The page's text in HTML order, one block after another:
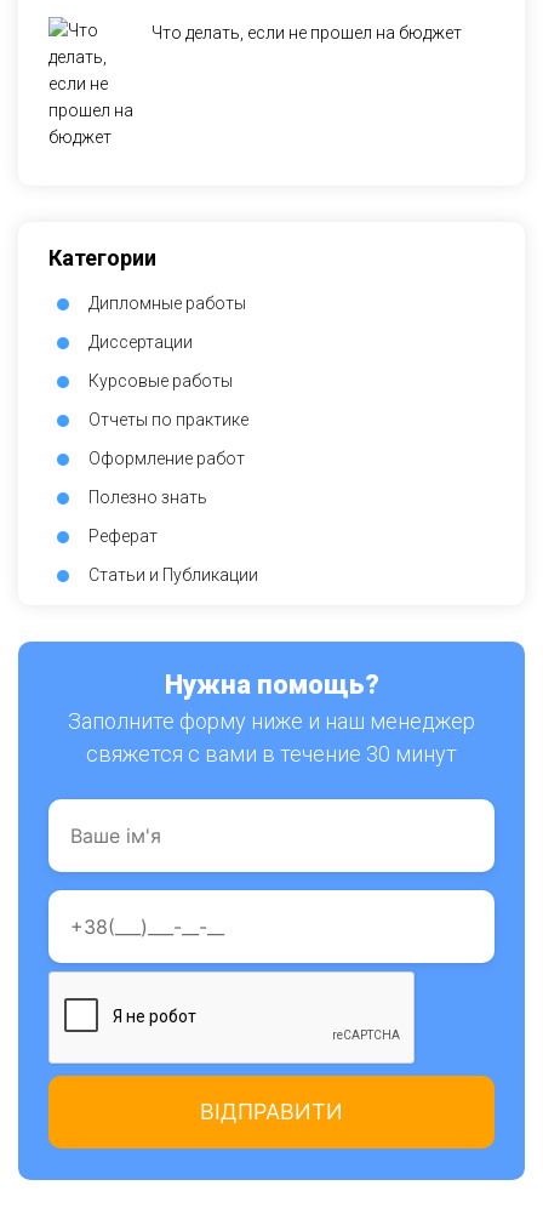
Что делать, если не прошел на бюджет
Категории
Дипломные работы
Диссертации
Курсовые работы
Отчеты по практике
Оформление работ
Полезно знать
Реферат
Статьи и Публикации
Нужна помощь?
Заполните форму ниже и наш менеджер
свяжется с вами в течение 30 минут